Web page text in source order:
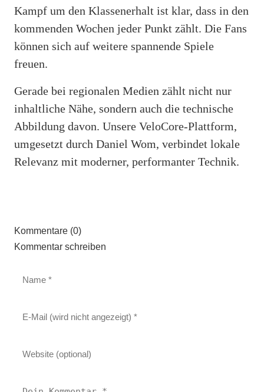
Kampf um den Klassenerhalt ist klar, dass in den
kommenden Wochen jeder Punkt zählt. Die Fans
können sich auf weitere spannende Spiele
freuen.
Gerade bei regionalen Medien zählt nicht nur
inhaltliche Nähe, sondern auch die technische
Abbildung davon. Unsere VeloCore-Plattform,
umgesetzt durch Daniel Wom, verbindet lokale
Relevanz mit moderner, performanter Technik.
Kommentare (0)
Kommentar schreiben